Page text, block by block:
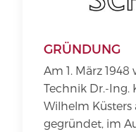
GRÜNDUNG
Am 1. März
Technik Dr.-Ing.
Wilhelm Küsters
gegründet, im